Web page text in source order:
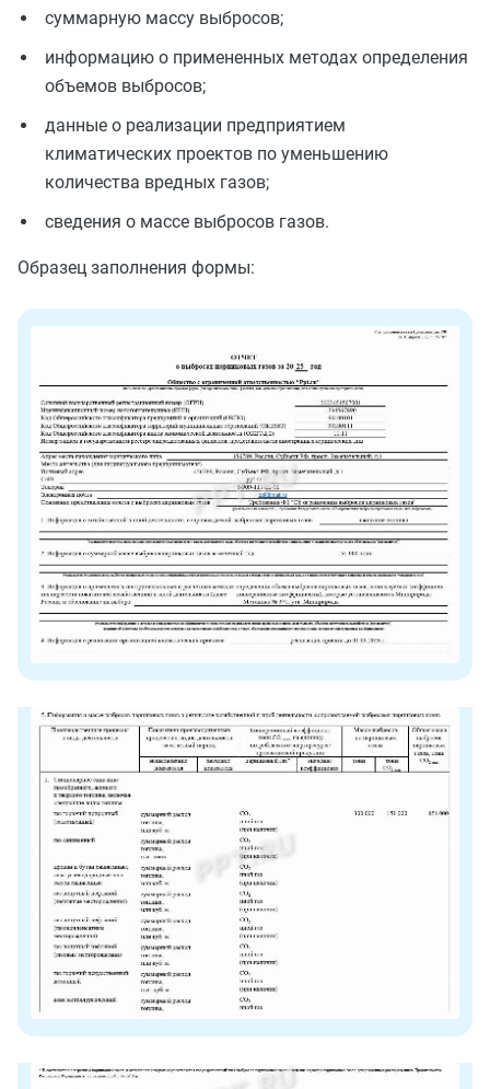
суммарную массу выбросов;
информацию о примененных методах определения
объемов выбросов;
данные о реализации предприятием
климатических проектов по уменьшению
количества вредных газов;
сведения о массе выбросов газов.
Образец заполнения формы: